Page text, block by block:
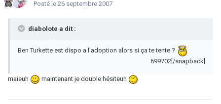
Posté le 26 septembre 2007
diabolote a dit :
Ben Turkette est dispo a l'adoption alors si ça te tente ?
699702[/snapback]
maieuh maintenant je double hésiteuh